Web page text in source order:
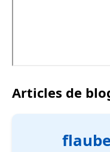
Articles de